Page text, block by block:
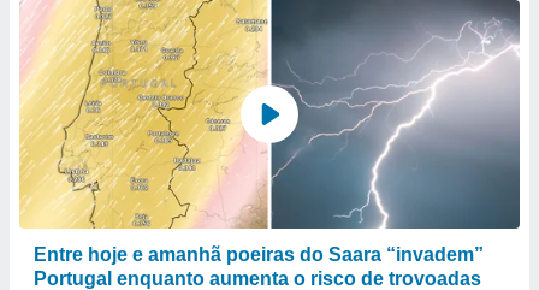
Entre hoje e amanhã poeiras do Saara “invadem”
Portugal enquanto aumenta o risco de trovoadas